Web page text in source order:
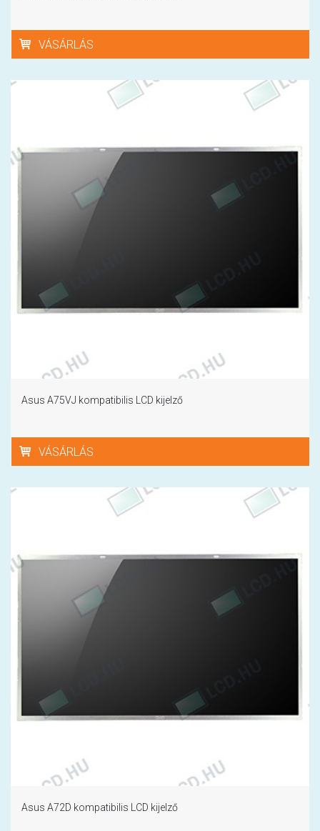
VÁSÁRLÁS
Asus A75VJ kompatibilis LCD kijelző
VÁSÁRLÁS
Asus A72D kompatibilis LCD kijelző